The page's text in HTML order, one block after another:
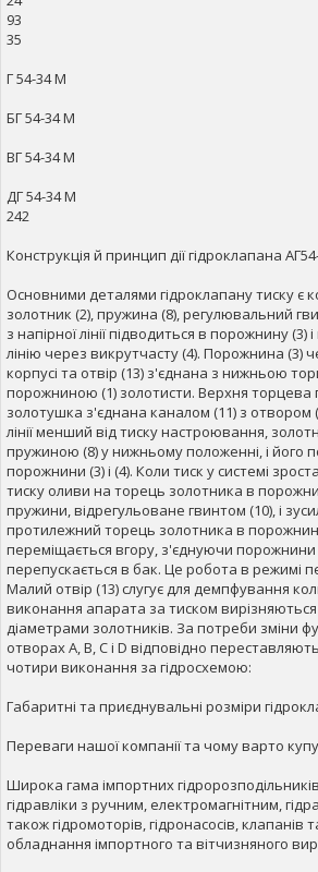
93
35
Г 54-34 М
БГ 54-34 М
ВГ 54-34 М
ДГ 54-34 М
242
Конструкція й принцип дії гідроклапана
Основними деталями гідроклапану тиску є
золотник (2), пружина (8), регулювальний
з напірної лінії підводиться в порожнину (3)
лінію через викрутчасту (4). Порожнина (3)
корпусі та отвір (13) з'єднана з нижньою
порожниною (1) золотисти. Верхня торцева
золотушка з'єднана каналом (11) з отвором
лінії менший від тиску настроювання,
пружиною (8) у нижньому положенні, і його
порожнини (3) і (4). Коли тиск у системі
тиску оливи на торець золотника в
пружини, відрегульоване гвинтом (10), і
протилежний торець золотника в
переміщається вгору, з'єднуючи порожнини
перепускається в бак. Це робота в режимі
Малий отвір (13) слугує для демпфування
виконання апарата за тиском
діаметрами золотників. За потреби зміни
отворах А, В, C і D відповідно
чотири виконання за гідросхемою:
Габаритні та приєднувальні розміри
Переваги нашої компанії та чому варто
Широка гама імпортних
гідравліки з ручним, електромагнітним,
також гідромоторів, гідронасосів, клапанів
обладнання імпортного та вітчизняного